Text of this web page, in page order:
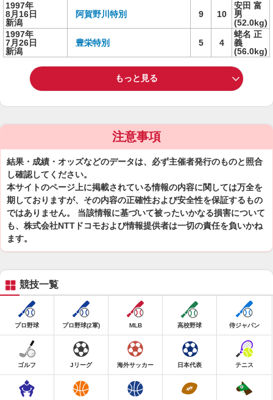
1997年
8月16日
新潟
阿賀野川特別 9 10
安田 富
男
(52.0kg)
1997年
7月26日
新潟
豊栄特別 5 4
蛯名 正
義
(56.0kg)
もっと見る
注意事項
結果・成績・オッズなどのデータは、必ず主催者発行のものと照合
し確認してください。
本サイトのページ上に掲載されている情報の内容に関しては万全を
期しておりますが、その内容の正確性および安全性を保証するもの
ではありません。 当該情報に基づいて被ったいかなる損害について
も、株式会社NTTドコモおよび情報提供者は一切の責任を負いかね
ます。
競技一覧
プロ野球 プロ野球(2軍) MLB 高校野球 侍ジャパン
ゴルフ Jリーグ 海外サッカー 日本代表 テニス